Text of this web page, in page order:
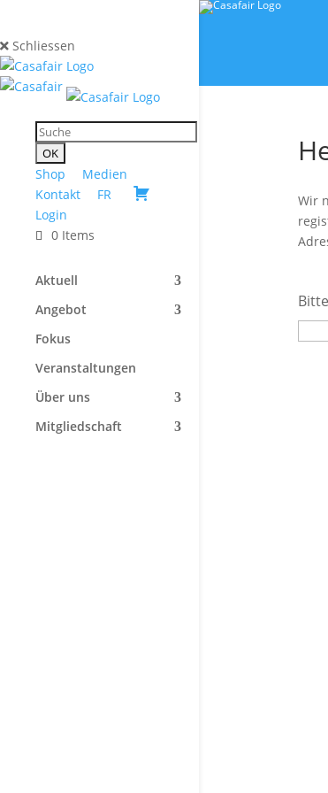
Schliessen
Shop
Medien
Kontakt
FR
Login
0 Items
Aktuell
Angebot
Fokus
Veranstaltungen
Über uns
Mitgliedschaft
Wir